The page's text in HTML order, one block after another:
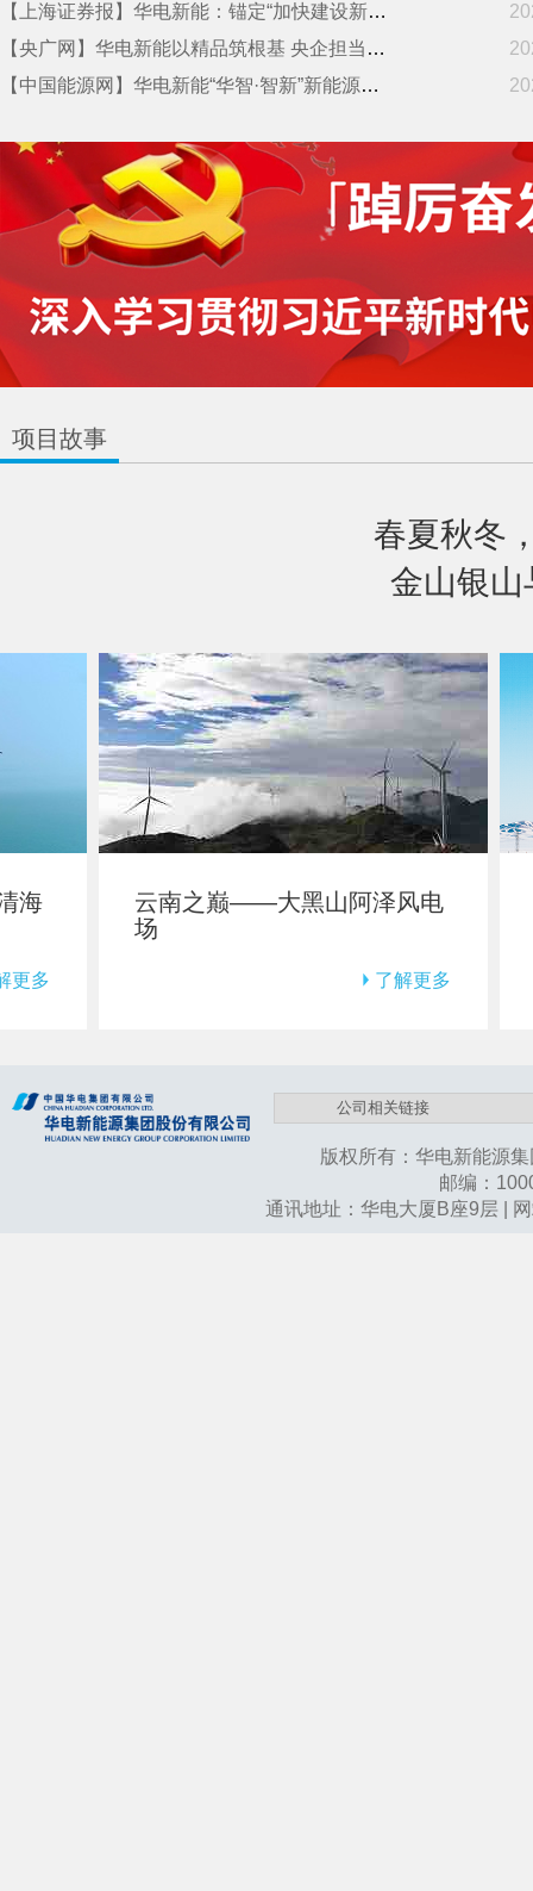
【上海证券报】华电新能：锚定“加快建设新型能源体系”目标 持续助推能源绿色低碳转型
【央广网】华电新能以精品筑根基 央企担当助力美丽中国
【中国能源网】华电新能“华智·智新”新能源智慧生产管理平台成功发布
项目故事
春夏秋冬
金山银山
云南之巅——大黑山阿泽风电
了解更多
版权所有：华电新能源
邮编：
通讯地址：华电大厦B座9层 |